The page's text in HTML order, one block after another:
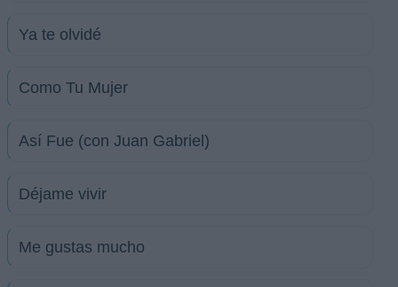
Ya te olvidé
Como Tu Mujer
Así Fue (con Juan Gabriel)
Déjame vivir
Me gustas mucho